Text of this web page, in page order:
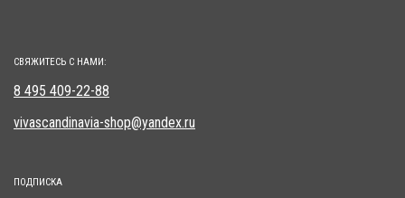
СВЯЖИТЕСЬ С НАМИ:
8 495 409-22-88
vivascandinavia-shop@yandex.ru
ПОДПИСКА